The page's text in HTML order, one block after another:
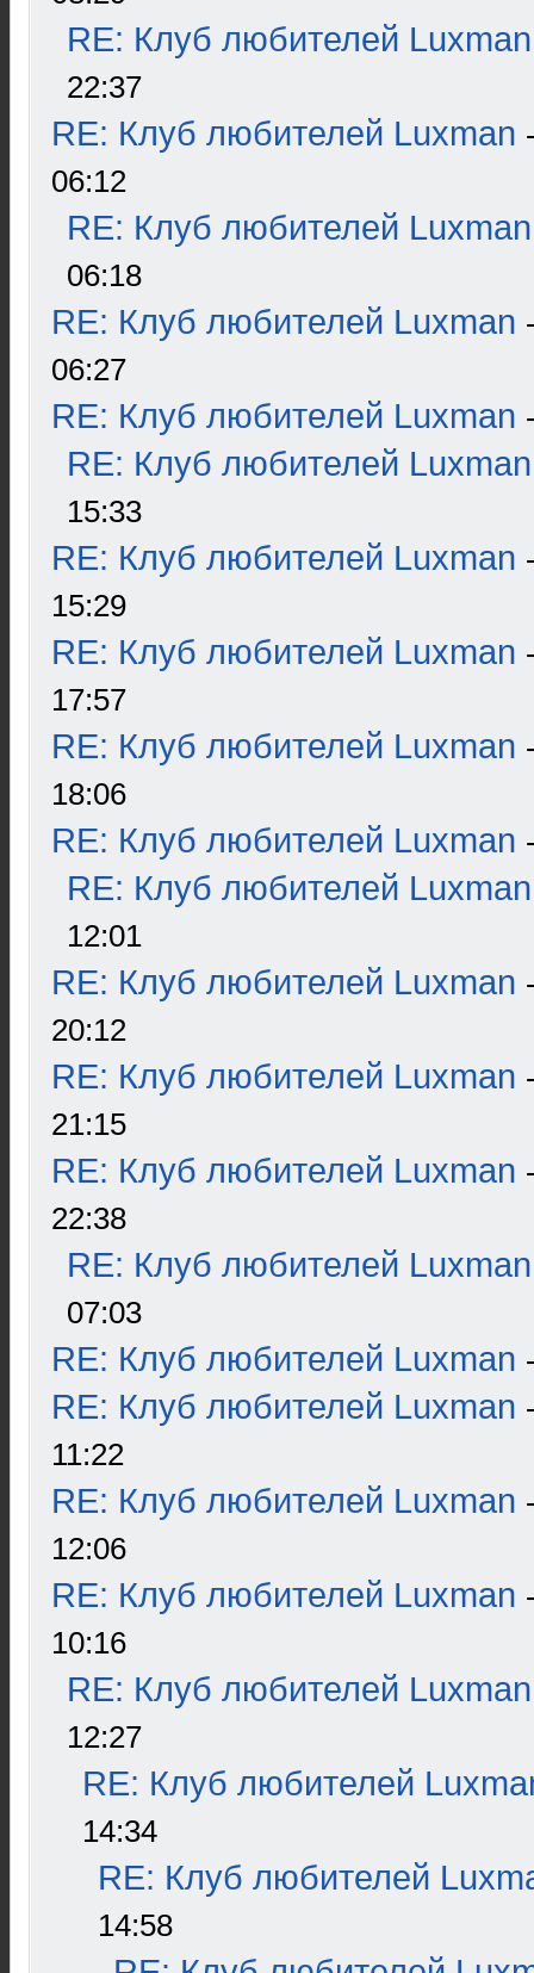
RE: Клуб любителей Luxman
22:37
RE: Клуб любителей Luxman
06:12
RE: Клуб любителей Luxman
06:18
RE: Клуб любителей Luxman
06:27
RE: Клуб любителей Luxman
RE: Клуб любителей Luxman
15:33
RE: Клуб любителей Luxman
15:29
RE: Клуб любителей Luxman
17:57
RE: Клуб любителей Luxman
18:06
RE: Клуб любителей Luxman
RE: Клуб любителей Luxman
12:01
RE: Клуб любителей Luxman
20:12
RE: Клуб любителей Luxman
21:15
RE: Клуб любителей Luxman
22:38
RE: Клуб любителей Luxman
07:03
RE: Клуб любителей Luxman
RE: Клуб любителей Luxman
11:22
RE: Клуб любителей Luxman
12:06
RE: Клуб любителей Luxman
10:16
RE: Клуб любителей Luxman
12:27
RE: Клуб любителей
14:34
RE: Клуб любителей
14:58